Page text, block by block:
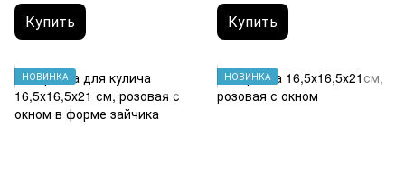
Купить Купить
НОВИНКА НОВИНКА